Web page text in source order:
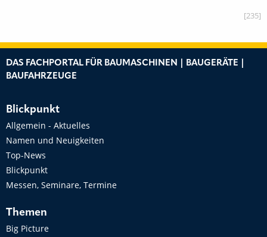
[235]
DAS FACHPORTAL FÜR BAUMASCHINEN | BAUGERÄTE |
BAUFAHRZEUGE
Blickpunkt
Allgemein - Aktuelles
Namen und Neuigkeiten
Top-News
Blickpunkt
Messen, Seminare, Termine
Themen
Big Picture